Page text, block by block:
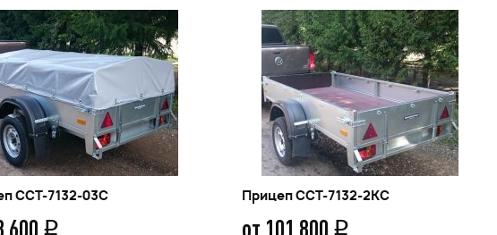
ССТ-7132-03С
600 q
Прицеп ССТ-7132-2КС
от 101 800 q